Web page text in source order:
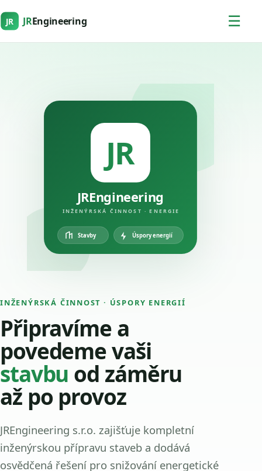
JR JREngineering ☰
INŽENÝRSKÁ ČINNOST · ÚSPORY ENERGIÍ
Připravíme a
povedeme vaši
stavbu od záměru
až po provoz
JREngineering s.r.o. zajišťuje kompletní
inženýrskou přípravu staveb a dodává
osvědčená řešení pro snižování energetické
JR
JREngineering
INŽENÝRSKÁ ČINNOST · ENERGIE
Stavby Úspory energií